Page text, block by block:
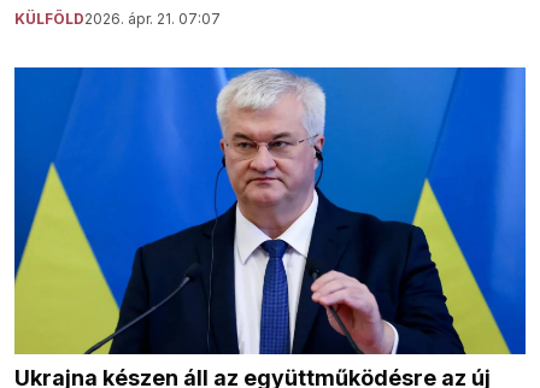
KÜLFÖLD2026. ápr. 21. 07:07
Ukrajna készen áll az együttműködésre az új